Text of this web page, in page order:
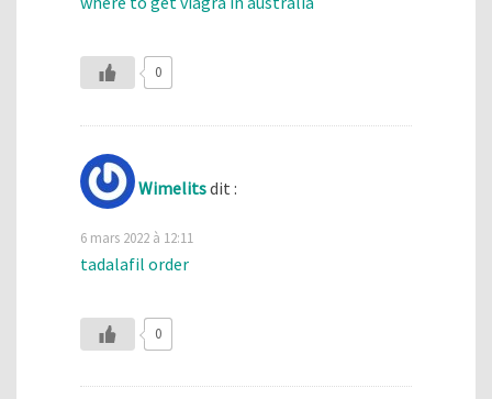
0
Wimelitsdit :
6 mars 2022 à 12:11
tadalafil order
0